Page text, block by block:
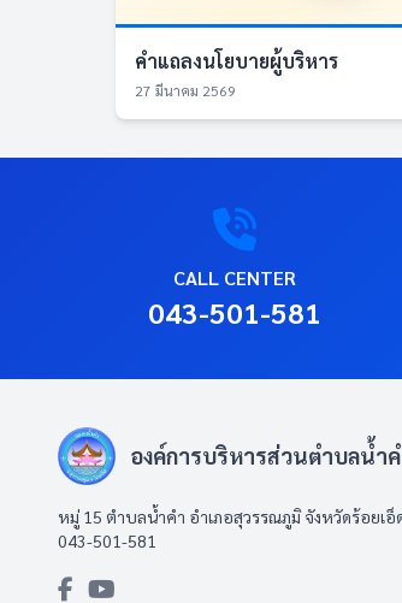
คำแถลงนโยบายผู้บริหาร
27 มีนาคม 2569
CALL CENTER
043-501-581
องค์การบริหารส่วนตำบลน้ำ
หมู่ 15 ตำบลน้ำคำ อำเภอสุวรรณภูมิ จังหวัดร้อยเ
043-501-581